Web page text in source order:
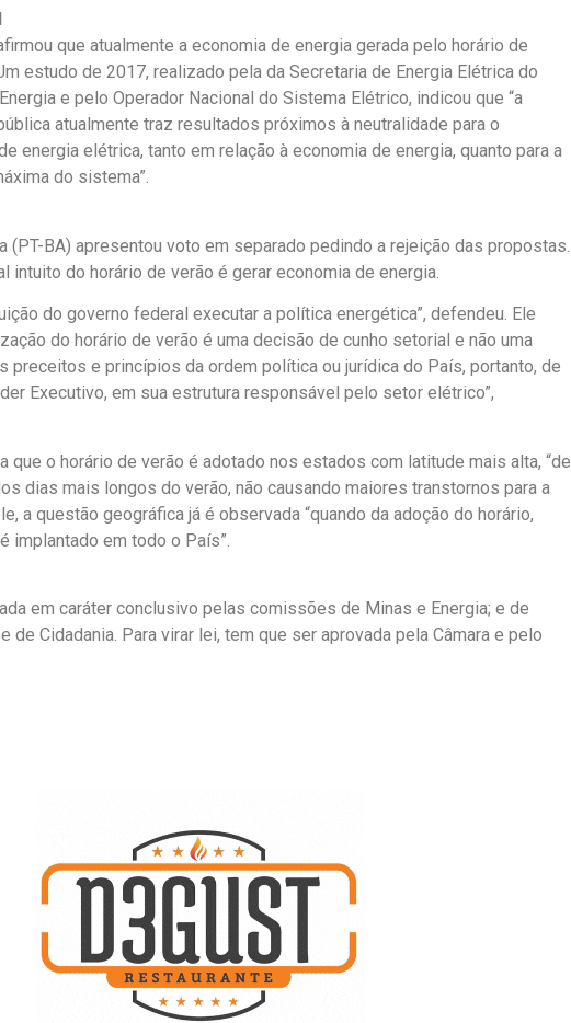
que atualmente a economia de energia gerada pelo horário de
estudo de 2017, realizado pela da Secretaria de Energia Elétrica do
e pelo Operador Nacional do Sistema Elétrico, indicou que “a
atualmente traz resultados próximos à neutralidade para o
energia elétrica, tanto em relação à economia de energia, quanto para a
do sistema”.
(PT-BA) apresentou voto em separado pedindo a rejeição das propostas.
intuito do horário de verão é gerar economia de energia.
do governo federal executar a política energética”, defendeu. Ele
do horário de verão é uma decisão de cunho setorial e não uma
preceitos e princípios da ordem política ou jurídica do País, portanto, de
Executivo, em sua estrutura responsável pelo setor elétrico”,
que o horário de verão é adotado nos estados com latitude mais alta, “de
dias mais longos do verão, não causando maiores transtornos para a
a questão geográfica já é observada “quando da adoção do horário,
implantado em todo o País”.
em caráter conclusivo pelas comissões de Minas e Energia; e de
de Cidadania. Para virar lei, tem que ser aprovada pela Câmara e pelo